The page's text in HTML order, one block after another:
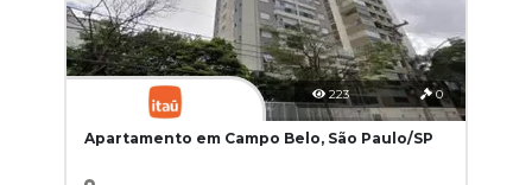
223 0
Apartamento em Campo Belo, São Paulo/SP